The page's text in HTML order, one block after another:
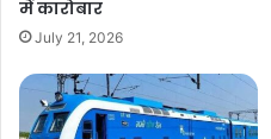
में कारोबार
July 21, 2026